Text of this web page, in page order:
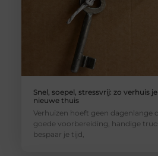
Snel, soepel, stressvrij: zo verhuis
nieuwe thuis
Verhuizen hoeft geen dagenlange
goede voorbereiding, handige
bespaar je tijd,